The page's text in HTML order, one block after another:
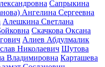
Сапрыкина
Ангелина Сергеевна
Алешкина Светлана
Скачкова Оксана
Алиев Абдулмалик
Николаевич Шутова
Владимировна Карташева